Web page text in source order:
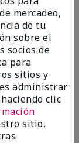
mercadeo,
de tu
sobre el
socios de
para
sitios y
administrar
clic
sitio,